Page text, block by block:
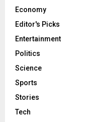
Economy
Editor's Picks
Entertainment
Politics
Science
Sports
Stories
Tech